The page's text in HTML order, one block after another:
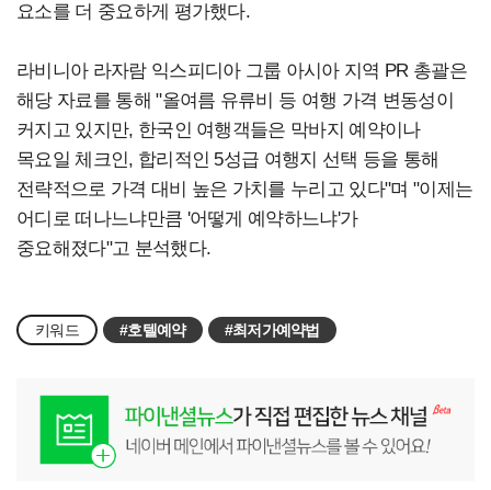
요소를 더 중요하게 평가했다.
라비니아 라자람 익스피디아 그룹 아시아 지역 PR 총괄은
해당 자료를 통해 "올여름 유류비 등 여행 가격 변동성이
커지고 있지만, 한국인 여행객들은 막바지 예약이나
목요일 체크인, 합리적인 5성급 여행지 선택 등을 통해
전략적으로 가격 대비 높은 가치를 누리고 있다"며 "이제는
어디로 떠나느냐만큼 '어떻게 예약하느냐'가
중요해졌다"고 분석했다.
키워드 #호텔예약 #최저가예약법